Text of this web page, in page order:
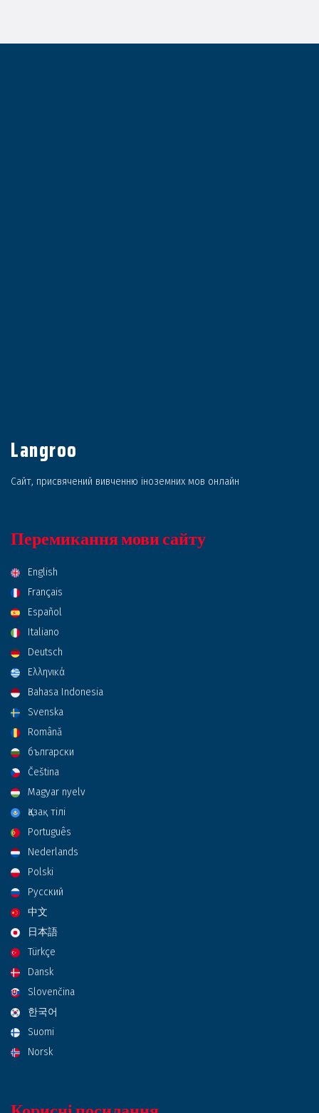
Langroo
Сайт, присвячений вивченню іноземних мов онлайн
Перемикання мови сайту
English
Français
Español
Italiano
Deutsch
Ελληνικά
Bahasa Indonesia
Svenska
Română
български
Čeština
Magyar nyelv
Қазақ тілі
Português
Nederlands
Polski
Русский
中文
日本語
Türkçe
Dansk
Slovenčina
한국어
Suomi
Norsk